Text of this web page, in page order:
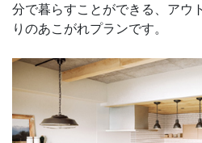
分で暮らすことができる、アウ
りのあこがれプランです。